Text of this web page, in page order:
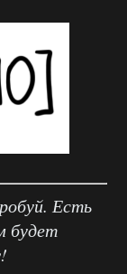
Есть
будет